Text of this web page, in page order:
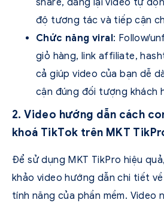
độ tương tác và tiếp cận
Chức năng viral: Follow/
giỏ hàng, link affiliate,
cả giúp video của bạn dễ
cận đúng đối tượng khách
2. Video hướng dẫn cách
khoá TikTok trên MKT
Để sử dụng MKT TikPro hiệu
khảo video hướng dẫn chi tiết
tính năng của phần mềm. Video